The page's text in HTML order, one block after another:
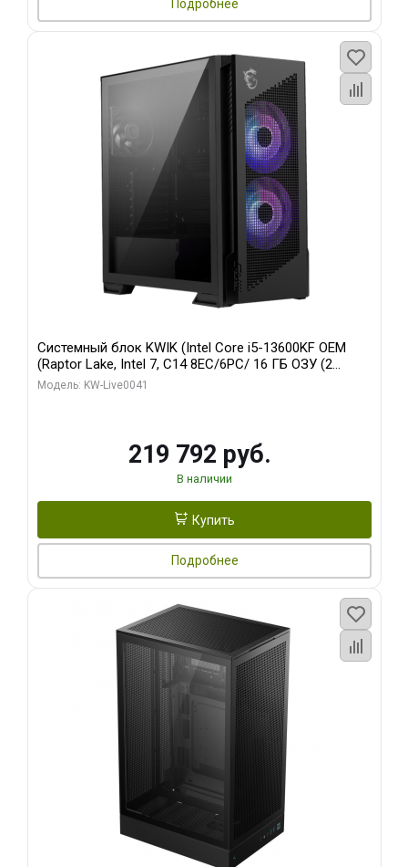
Подробнее
Системный блок KWIK (Intel Core i5-13600KF OEM
(Raptor Lake, Intel 7, C14 8EC/6PC/ 16 ГБ ОЗУ (2
модуля)/ Palit RTX5080 GAMINGPRO OC 16GB GDDR7
Модель: KW-Live0041
219 792 руб.
В наличии
Купить
Подробнее